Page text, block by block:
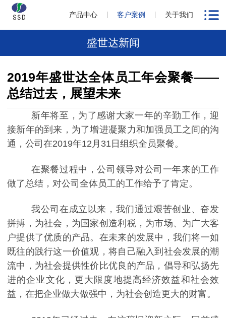
产品中心 客户案例 关于我们
盛世达新闻
2019年盛世达全体员工年会聚餐——
总结过去，展望未来
新年将至，为了感谢大家一年的辛勤工作，迎
接新年的到来，为了增进凝聚力和加强员工之间的沟
通，公司在2019年12 月 31 日组织全员聚餐。
在聚餐过程中，公司领导对公司一年来的工作
做了总结，对公司全体员工的工作给予了肯定。
我公司在成立以来，我们通过艰苦创业、奋发
拼搏，为社会，为国家创造利税，为市场、为广大客
户提供了优质的产品。在未来的发展中，我们将一如
既往的践行这一价值观，将自己融入到社会发展的潮
流中，为社会提供性价比优良的产品，倡导和弘扬先
进的企业文化，更大限度地提高经济效益和社会效
益，在把企业做大做强中，为社会创造更大的财富。